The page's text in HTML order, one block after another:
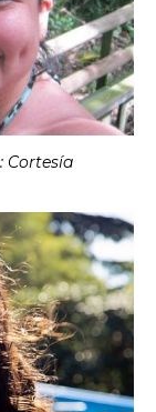
Cortesía